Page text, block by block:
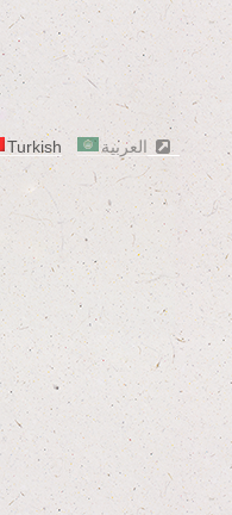
Turkish العربية